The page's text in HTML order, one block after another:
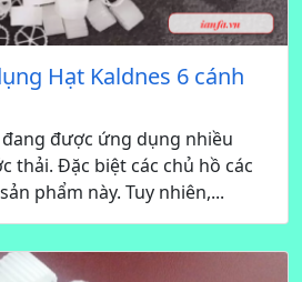
Hạt Kaldnes 6 cánh
đang được ứng dụng nhiều
thải. Đặc biệt các chủ hồ các
phẩm này. Tuy nhiên,...